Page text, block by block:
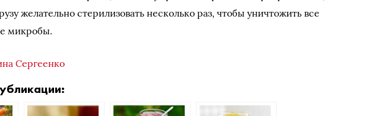
желательно стерилизовать несколько раз, чтобы уничтожить все
микробы.
Сергеенко